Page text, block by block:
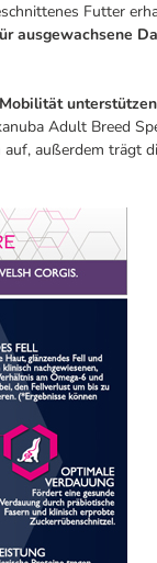
Futter
ausgewachsene
Mobilität unterstützen
Adult Breed
außerdem trägt